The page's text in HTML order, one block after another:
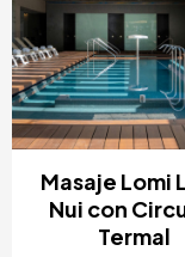
Masaje Lomi
Nui con
Termal